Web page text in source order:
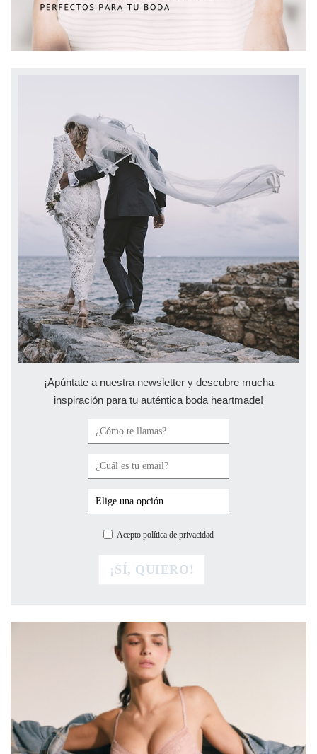
¡Apúntate a nuestra newsletter y descubre mucha
inspiración para tu auténtica boda heartmade!
Acepto política de privacidad